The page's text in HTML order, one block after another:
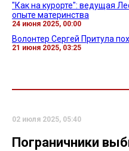
"Как на курорте": ведущая
опыте материнства
24 июня 2025, 00:00
Волонтер Сергей Притула
21 июня 2025, 03:25
02 июля 2025, 05:40
Пограничники